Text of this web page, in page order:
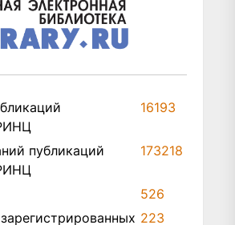
16193
публикаций
173218
526
223